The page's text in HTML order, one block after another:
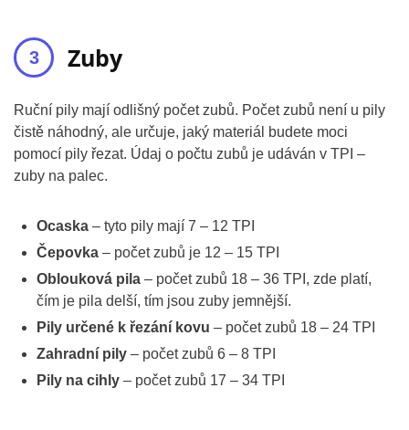
Zuby
Ruční pily mají odlišný počet zubů. Počet zubů není u pily
čistě náhodný, ale určuje, jaký materiál budete moci
pomocí pily řezat. Údaj o počtu zubů je udáván v TPI –
zuby na palec.
Ocaska – tyto pily mají 7 – 12 TPI
Čepovka – počet zubů je 12 – 15 TPI
Oblouková pila – počet zubů 18 – 36 TPI, zde platí,
čím je pila delší, tím jsou zuby jemnější.
Pily určené k řezání kovu – počet zubů 18 – 24 TPI
Zahradní pily – počet zubů 6 – 8 TPI
Pily na cihly – počet zubů 17 – 34 TPI